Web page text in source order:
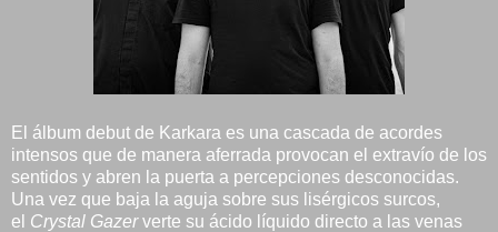
El álbum debut de Karkara es una cascada de acordes
intensos que de manera aferrada provocan el extravío de los
sentidos y abren la puerta a percepciones desconocidas.
Una vez que baja la aguja sobre sus lisérgicos surcos,
el Crystal Gazerverte su ácido líquido directo a las venas